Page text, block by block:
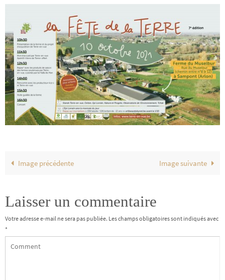
Image précédente Image suivante
Laisser un commentaire
Votre adresse e-mail ne sera pas publiée. Les champs obligatoires sont indiqués avec
*